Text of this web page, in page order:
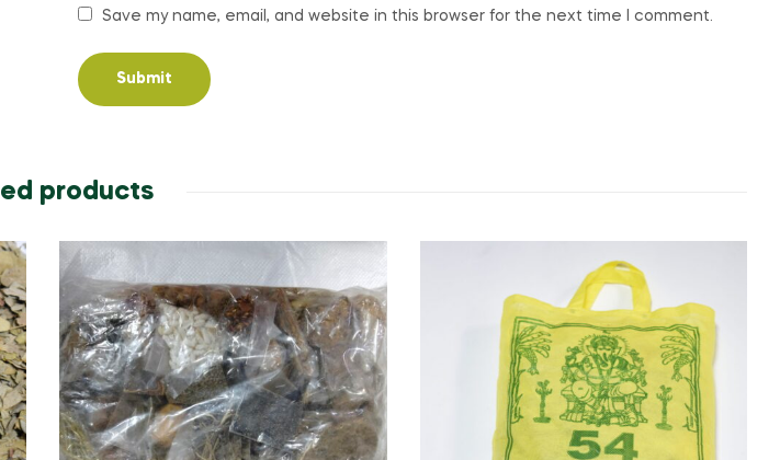
Save my name, email, and website in this browser for the next time I comment.
products